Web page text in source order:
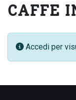
CAFFE
Accedi per